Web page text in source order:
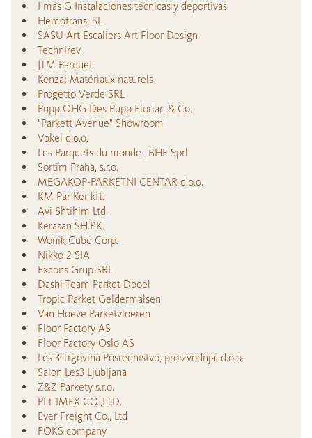
I más G Instalaciones técnicas y deportivas
Hemotrans, SL
SASU Art Escaliers Art Floor Design
Technirev
JTM Parquet
Kenzai Matériaux naturels
Progetto Verde SRL
Pupp OHG Des Pupp Florian & Co.
"Parkett Avenue" Showroom
Vokel d.o.o.
Les Parquets du monde_ BHE Sprl
Sortim Praha, s.r.o.
MEGAKOP-PARKETNI CENTAR d.o.o.
KM Par Ker kft.
Avi Shtihim Ltd.
Kerasan SH.P.K.
Wonik Cube Corp.
Nikko 2 SIA
Excons Grup SRL
Dashi-Team Parket Dooel
Tropic Parket Geldermalsen
Van Hoeve Parketvloeren
Floor Factory AS
Floor Factory Oslo AS
Les 3 Trgovina Posrednistvo, proizvodnja, d.o.o.
Salon Les3 Ljubljana
Z&Z Parkety s.r.o.
PLT IMEX CO.,LTD.
Ever Freight Co., Ltd
FOKS company